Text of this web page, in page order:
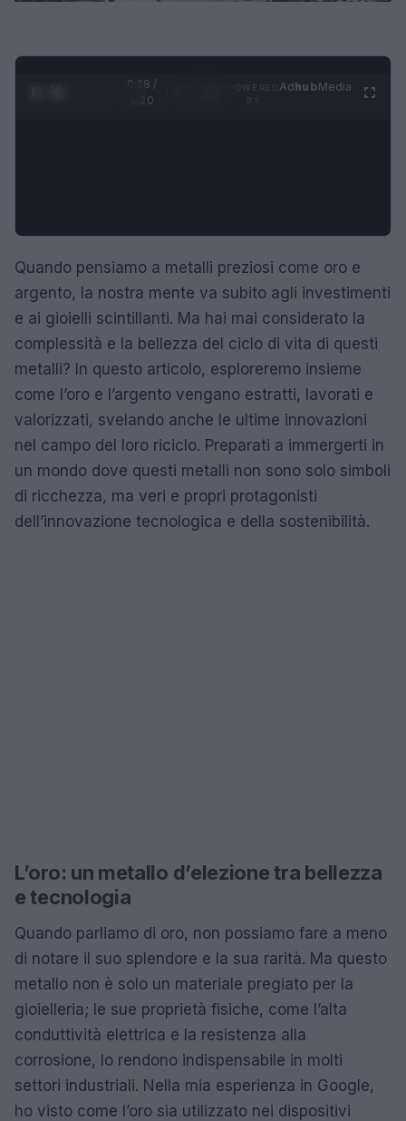
0:29 /
1:20
AdhubMedia
Quando pensiamo a metalli preziosi come oro e
argento, la nostra mente va subito agli investimenti
e ai gioielli scintillanti. Ma hai mai considerato la
complessità e la bellezza del ciclo di vita di questi
metalli? In questo articolo, esploreremo insieme
come l’oro e l’argento vengano estratti, lavorati e
valorizzati, svelando anche le ultime innovazioni
nel campo del loro riciclo. Preparati a immergerti in
un mondo dove questi metalli non sono solo simboli
di ricchezza, ma veri e propri protagonisti
dell’innovazione tecnologica e della sostenibilità.
L’oro: un metallo d’elezione tra bellezza
e tecnologia
Quando parliamo di oro, non possiamo fare a meno
di notare il suo splendore e la sua rarità. Ma questo
metallo non è solo un materiale pregiato per la
gioielleria; le sue proprietà fisiche, come l’alta
conduttività elettrica e la resistenza alla
corrosione, lo rendono indispensabile in molti
settori industriali. Nella mia esperienza in Google,
ho visto come l’oro sia utilizzato nei dispositivi